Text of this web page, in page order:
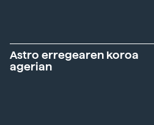
Astro erregearen koroa
agerian